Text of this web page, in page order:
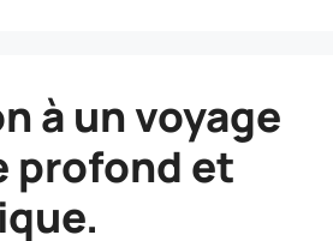
à un voyage
profond et